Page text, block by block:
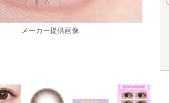
メーカー提供画像